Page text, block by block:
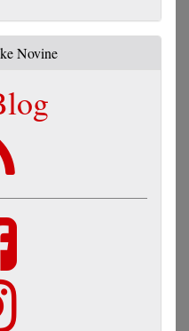
Novine